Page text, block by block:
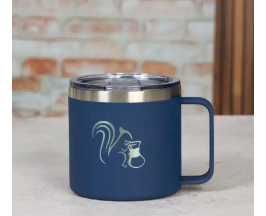
Du hast Fragen zu unseren Kaffeegläsern,
Kaffeebohnen
oder unserem
Zubehör? Nimm gern mit uns Kontakt